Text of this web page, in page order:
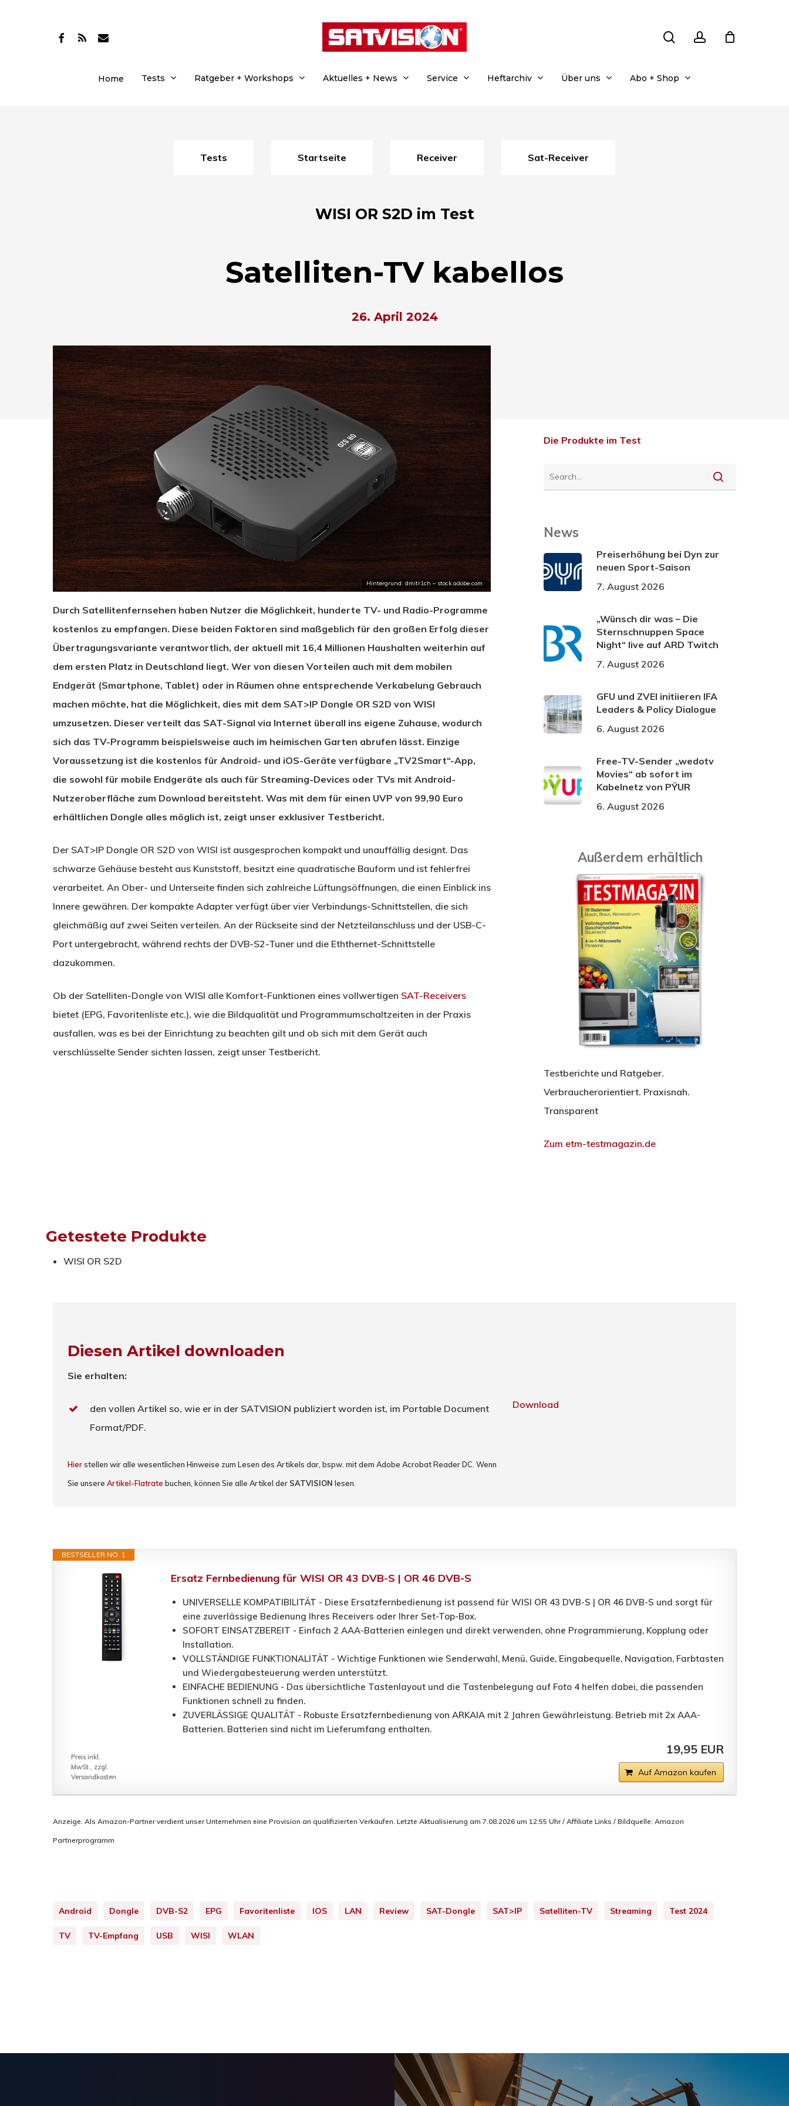
Drücken Sie Enter zum Suchen oder ESC zum Schließen.
facebook
RSS email
Home Tests Ratgeber + Workshops Aktuelles + News Service Heftarchiv Über uns Abo + Shop
Tests Startseite Receiver Sat-Receiver
WISI OR S2D im Test
Satelliten-TV kabellos
26. April 2024
Hintergrund: dmitr1ch – stock.adobe.com
Durch Satellitenfernsehen haben Nutzer die Möglichkeit, hunderte TV- und Radio-Programme
kostenlos zu empfangen. Diese beiden Faktoren sind maßgeblich für den großen Erfolg dieser
Übertragungsvariante verantwortlich, der aktuell mit 16,4 Millionen Haushalten weiterhin auf
dem ersten Platz in Deutschland liegt. Wer von diesen Vorteilen auch mit dem mobilen
Endgerät (Smartphone, Tablet) oder in Räumen ohne entsprechende Verkabelung Gebrauch
machen möchte, hat die Möglichkeit, dies mit dem SAT>IP Dongle OR S2D von WISI
umzusetzen. Dieser verteilt das SAT-Signal via Internet überall ins eigene Zuhause, wodurch
sich das TV-Programm beispielsweise auch im heimischen Garten abrufen lässt. Einzige
Voraussetzung ist die kostenlos für Android- und iOS-Geräte verfügbare „TV2Smart“-App,
die sowohl für mobile Endgeräte als auch für Streaming-Devices oder TVs mit Android-
Nutzeroberfläche zum Download bereitsteht. Was mit dem für einen UVP von 99,90 Euro
erhältlichen Dongle alles möglich ist, zeigt unser exklusiver Testbericht.
Der SAT>IP Dongle OR S2D von WISI ist ausgesprochen kompakt und unauffällig designt. Das
schwarze Gehäuse besteht aus Kunststoff, besitzt eine quadratische Bauform und ist fehlerfrei
verarbeitet. An Ober- und Unterseite finden sich zahlreiche Lüftungsöffnungen, die einen Einblick ins
Innere gewähren. Der kompakte Adapter verfügt über vier Verbindungs-Schnittstellen, die sich
gleichmäßig auf zwei Seiten verteilen. An der Rückseite sind der Netzteilanschluss und der USB-C-
Port untergebracht, während rechts der DVB-S2-Tuner und die Eththernet-Schnittstelle
dazukommen.
Ob der Satelliten-Dongle von WISI alle Komfort-Funktionen eines vollwertigen SAT-Receivers
bietet (EPG, Favoritenliste etc.), wie die Bildqualität und Programmumschaltzeiten in der Praxis
ausfallen, was es bei der Einrichtung zu beachten gilt und ob sich mit dem Gerät auch
verschlüsselte Sender sichten lassen, zeigt unser Testbericht.
Die Produkte im Test
News
Preiserhöhung bei Dyn zur
neuen Sport-Saison
7. August 2026
„Wünsch dir was – Die
Sternschnuppen Space
Night“ live auf ARD Twitch
7. August 2026
GFU und ZVEI initiieren IFA
Leaders & Policy Dialogue
6. August 2026
Free-TV-Sender „wedotv
Movies“ ab sofort im
Kabelnetz von PŸUR
6. August 2026
Außerdem erhältlich
Testberichte und Ratgeber.
Verbraucherorientiert. Praxisnah.
Transparent
Zum etm-testmagazin.de
Getestete Produkte
WISI OR S2D
Diesen Artikel downloaden
Sie erhalten:
den vollen Artikel so, wie er in der SATVISION publiziert worden ist, im Portable Document
Format/PDF.
Hierstellen wir alle wesentlichen Hinweise zum Lesen des Artikels dar, bspw. mit dem Adobe Acrobat Reader DC. Wenn
Sie unsere Artikel-Flatrate buchen, können Sie alle Artikel der SATVISION lesen.
Download
BESTSELLER NO. 1
Ersatz Fernbedienung für WISI OR 43 DVB-S | OR 46 DVB-S
UNIVERSELLE KOMPATIBILITÄT - Diese Ersatzfernbedienung ist passend für WISI OR 43 DVB-S | OR 46 DVB-S und sorgt für
eine zuverlässige Bedienung Ihres Receivers oder Ihrer Set-Top-Box.
SOFORT EINSATZBEREIT - Einfach 2 AAA-Batterien einlegen und direkt verwenden, ohne Programmierung, Kopplung oder
Installation.
VOLLSTÄNDIGE FUNKTIONALITÄT - Wichtige Funktionen wie Senderwahl, Menü, Guide, Eingabequelle, Navigation, Farbtasten
und Wiedergabesteuerung werden unterstützt.
EINFACHE BEDIENUNG - Das übersichtliche Tastenlayout und die Tastenbelegung auf Foto 4 helfen dabei, die passenden
Funktionen schnell zu finden.
ZUVERLÄSSIGE QUALITÄT - Robuste Ersatzfernbedienung von ARKAIA mit 2 Jahren Gewährleistung. Betrieb mit 2x AAA-
Batterien. Batterien sind nicht im Lieferumfang enthalten.
19,95 EUR
Auf Amazon kaufen
Preis inkl.
MwSt., zzgl.
Versandkosten
Anzeige. Als Amazon-Partner verdient unser Unternehmen eine Provision an qualifizierten Verkäufen. Letzte Aktualisierung am 7.08.2026 um 12:55 Uhr / Affiliate Links / Bildquelle: Amazon
Partnerprogramm
Android Dongle DVB-S2 EPG Favoritenliste IOS LAN Review SAT-Dongle SAT>IP Satelliten-TV Streaming Test 2024
TV TV-Empfang USB WISI WLAN